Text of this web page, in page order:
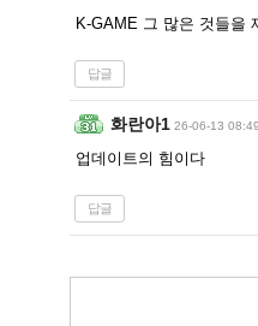
K-GAME 그 많은 것들을
답글
화란아1 26-06-13 08:49
업데이트의 힘이다
답글